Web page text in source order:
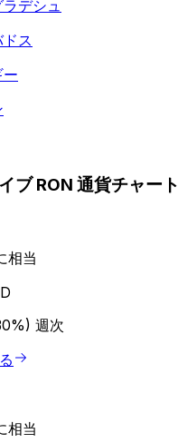
デシュ
ス
ブ RON 通貨チャート
相当
週次
相当